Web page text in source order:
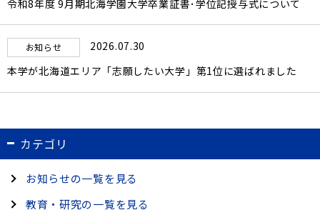
令和8年度 9月期北海学園大学卒業証書･学位記授与式について
お知らせ
2026.07.30
本学が北海道エリア「志願したい大学」第1位に選ばれました
カテゴリ
お知らせの一覧を見る
教育・研究の一覧を見る